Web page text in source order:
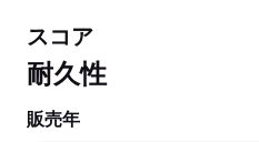
スコア
耐久性
販売年